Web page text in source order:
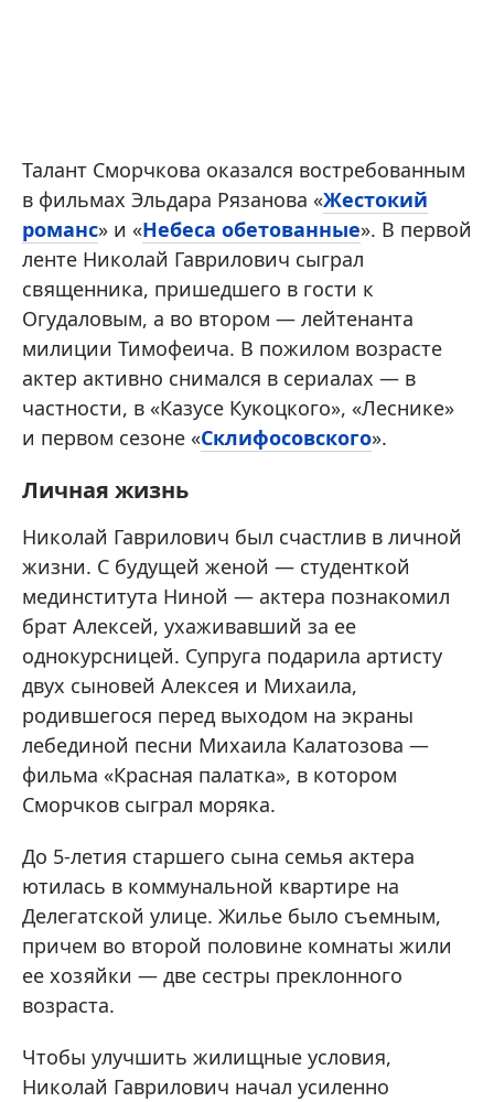
Талант Сморчкова оказался востребованным
в фильмах Эльдара Рязанова «Жестокий
романс» и «Небеса обетованные». В первой
ленте Николай Гаврилович сыграл
священника, пришедшего в гости к
Огудаловым, а во втором — лейтенанта
милиции Тимофеича. В пожилом возрасте
актер активно снимался в сериалах — в
частности, в «Казусе Кукоцкого», «Леснике»
и первом сезоне «Склифосовского».
Личная жизнь
Николай Гаврилович был счастлив в личной
жизни. С будущей женой — студенткой
мединститута Ниной — актера познакомил
брат Алексей, ухаживавший за ее
однокурсницей. Супруга подарила артисту
двух сыновей Алексея и Михаила,
родившегося перед выходом на экраны
лебединой песни Михаила Калатозова —
фильма «Красная палатка», в котором
Сморчков сыграл моряка.
До 5-летия старшего сына семья актера
ютилась в коммунальной квартире на
Делегатской улице. Жилье было съемным,
причем во второй половине комнаты жили
ее хозяйки — две сестры преклонного
возраста.
Чтобы улучшить жилищные условия,
Николай Гаврилович начал усиленно